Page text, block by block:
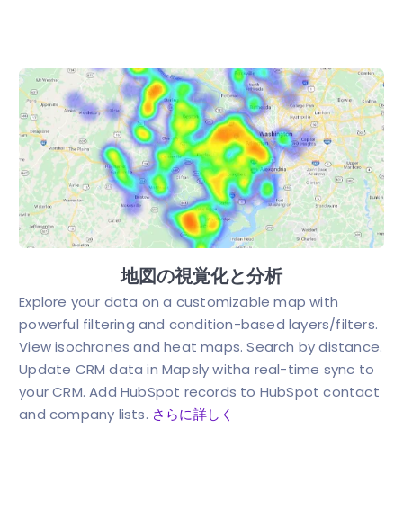
地図の視覚化と分析
Explore your data on a customizable map with
powerful filtering and condition-based layers/filters.
View isochrones and heat maps. Search by distance.
Update CRM data in Mapsly witha real-time sync to
your CRM. Add HubSpot records to HubSpot contact
and company lists. さらに詳しく